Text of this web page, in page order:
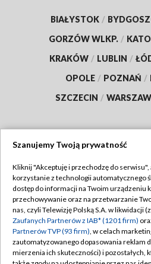
BIAŁYSTOK /
GORZÓW WLKP. /
KRAKÓW / LUBLIN /
OPOLE / POZNAŃ /
SZCZECIN /
TVP
Abonament TVP
Emisja w TVP
Centrum informacji TVP
Naziemna Telewizja Cyfrowa
Regulamin
Polityka
Moje
Pomoc
Szanujemy Twoją prywatność
Kliknij "Akceptuję i przechodzę do serwisu",
korzystanie z technologii automatycznego
dostęp do informacji na Twoim urządzeniu
przechowywanie oraz na przetwarzanie
nas, czyli Telewizję Polską S.A. w likwidacji
Zaufanych Partnerów z IAB* (1201 firm)
Partnerów TVP (93 firm), w celach
zautomatyzowanego dopasowania reklam
mierzenia ich skuteczności) i pozostałych,